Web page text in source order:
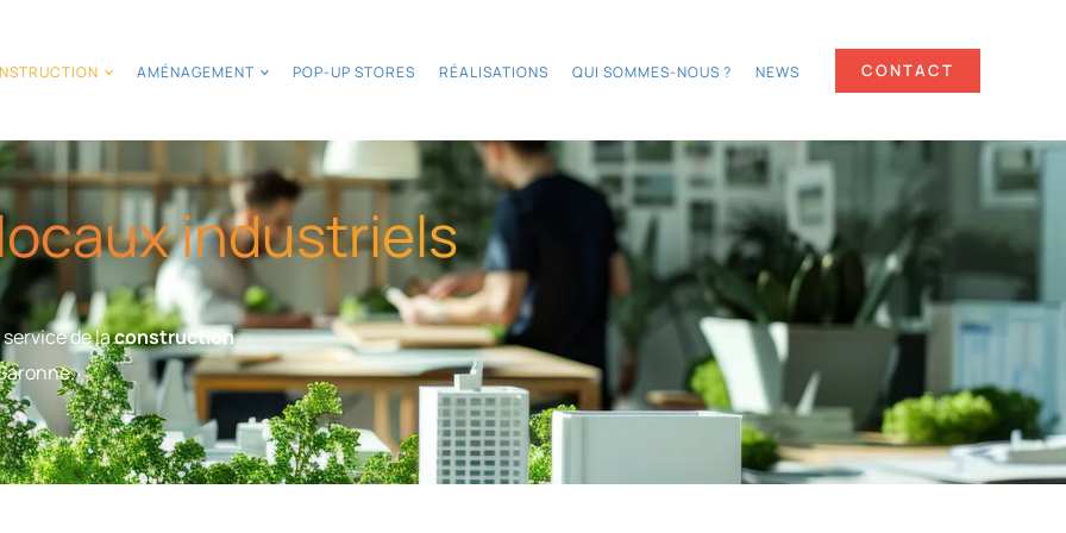
AMÉNAGEMENT POP-UP STORES RÉALISATIONS QUI SOMMES-NOUS ? NEWS CONTACT
industriels
de laconstruction